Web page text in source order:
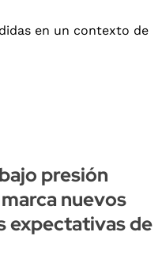
presión
nuevos
expectativas de